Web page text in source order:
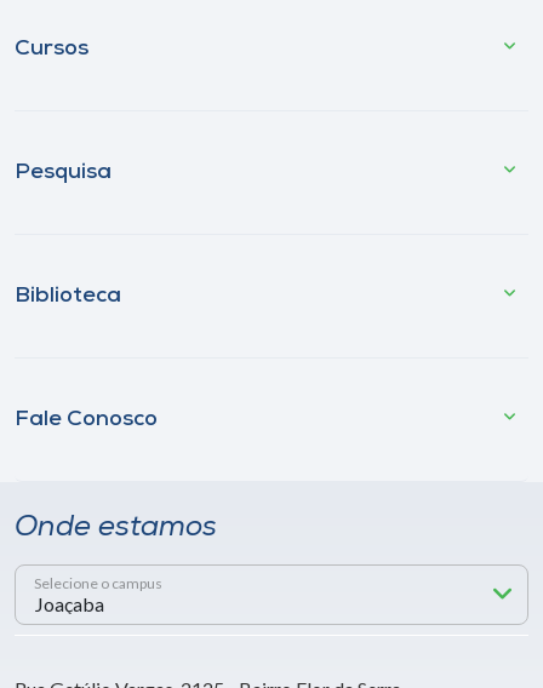
Cursos
Pesquisa
Biblioteca
Fale Conosco
Onde estamos
Selecione o campus